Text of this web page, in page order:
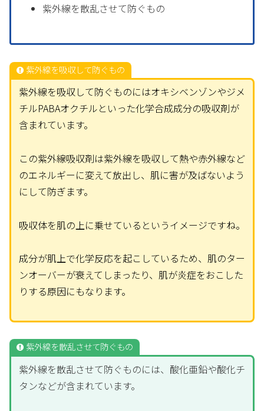
紫外線を散乱させて防ぐもの
紫外線を吸収して防ぐもの
紫外線を吸収して防ぐものにはオキシベンゾンやジメ
チルPABAオクチルといった化学合成成分の吸収剤が
含まれています。
この紫外線吸収剤は紫外線を吸収して熱や赤外線など
のエネルギーに変えて放出し、肌に害が及ばないよう
にして防ぎます。
吸収体を肌の上に乗せているというイメージですね。
成分が肌上で化学反応を起こしているため、肌のター
ンオーバーが衰えてしまったり、肌が炎症をおこした
りする原因にもなります。
紫外線を散乱させて防ぐもの
紫外線を散乱させて防ぐものには、酸化亜鉛や酸化チ
タンなどが含まれています。